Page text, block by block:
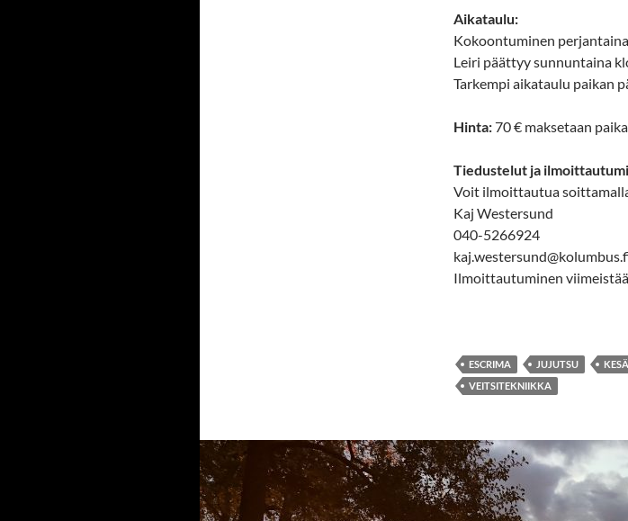
Aikataulu:
Kokoontuminen
Leiri päättyy sunnuntaina
Tarkempi aikataulu paikan
Hinta:70 € maksetaan
Tiedustelut ja
Voit ilmoittautua
Kaj Westersund
040-5266924
Ilmoittautuminen
ESCRIMA JUJUTSU
VEITSITEKNIIKKA